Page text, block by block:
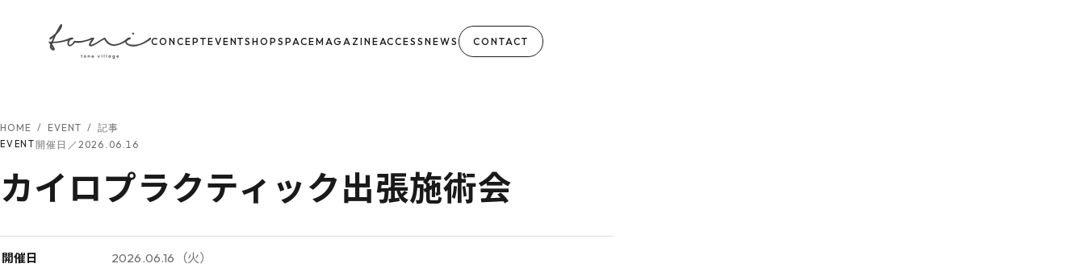
CONCEPTEVENTSHOPSPACEMAGAZINEACCESSNEWS CONTACT
HOME / EVENT / 記事
EVENT 開催日／2026.06.16
カイロプラクティック出張施術会
開催日 2026.06.16（火）